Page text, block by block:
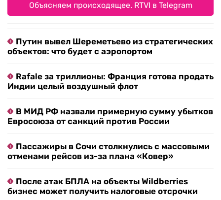
Объясняем происходящее. RTVI в Telegram
Путин вывел Шереметьево из стратегических
объектов: что будет с аэропортом
Rafale за триллионы: Франция готова продать
Индии целый воздушный флот
В МИД РФ назвали примерную сумму убытков
Евросоюза от санкций против России
Пассажиры в Сочи столкнулись с массовыми
отменами рейсов из-за плана «Ковер»
После атак БПЛА на объекты Wildberries
бизнес может получить налоговые отсрочки